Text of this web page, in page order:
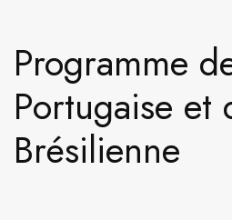
Programme
Portugaise et
Brésilienne